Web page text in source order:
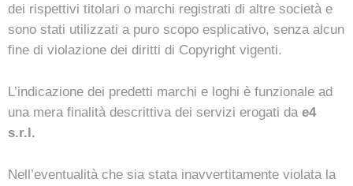
dei rispettivi titolari o marchi registrati di altre società e
sono stati utilizzati a puro scopo esplicativo, senza alcun
fine di violazione dei diritti di Copyright vigenti.
L’indicazione dei predetti marchi e loghi è funzionale ad
una mera finalità descrittiva dei servizi erogati da e4
s.r.l.
Nell’eventualità che sia stata inavvertitamente violata la